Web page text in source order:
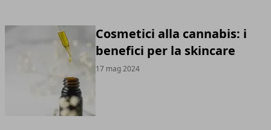
Cosmetici alla cannabis: i
benefici per la skincare
17 mag 2024